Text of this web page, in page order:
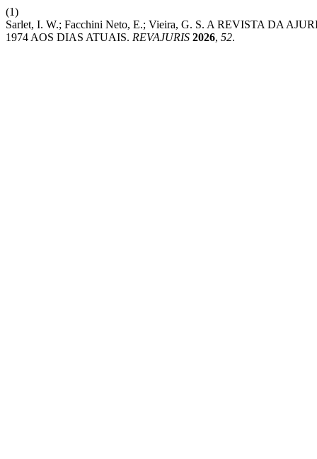
(1)
Sarlet, I. W.; Facchini Neto, E.; Vieira, G. S. A REVISTA DA
1974 AOS DIAS ATUAIS. REVAJURIS 2026, 52.